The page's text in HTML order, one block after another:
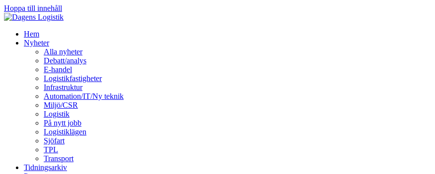
Hoppa till innehåll
Hem
Nyheter
Alla nyheter
Debatt/analys
E-handel
Logistikfastigheter
Infrastruktur
Automation/IT/Ny teknik
Miljö/CSR
Logistik
På nytt jobb
Logistiklägen
Sjöfart
TPL
Transport
Tidningsarkiv